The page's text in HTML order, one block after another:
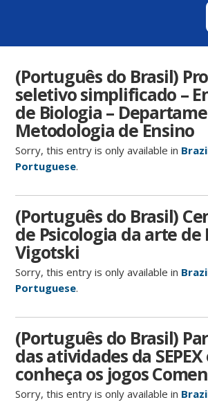
(Português do Brasil)
seletivo simplificado –
de Biologia –
Metodologia de Ensino
Sorry, this entry is only available in
Portuguese.
(Português do Brasil)
de Psicologia da arte de
Vigotski
Sorry, this entry is only available in
Portuguese.
(Português do Brasil)
das atividades da SEPEX
conheça os jogos
Sorry, this entry is only available in